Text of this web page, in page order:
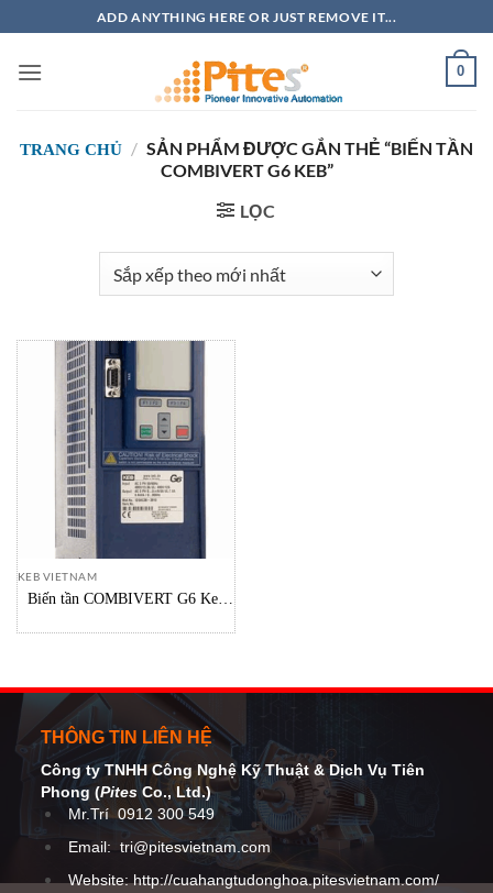
qua
nội
ADD ANYTHING HERE OR JUST REMOVE IT...
0
TRANG CHỦ / SẢN PHẨM ĐƯỢC GẮN THẺ “BIẾN TẦN
COMBIVERT G6 KEB”
LỌC
KEB VIETNAM
Biến tần COMBIVERT G6 Keb
THÔNG TIN LIÊN HỆ
Công ty TNHH Công Nghệ Kỹ Thuật& Dịch Vụ Tiên
Phong (Pites Co., Ltd.)
Mr.Trí 0912 300 549
Email:tri@pitesvietnam.com
Website: http://cuahangtudonghoa.pitesvietnam.com/